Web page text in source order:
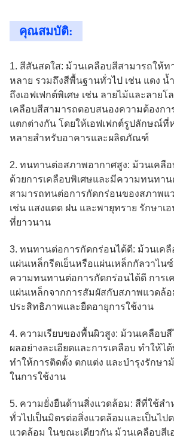
คุณสมบัติ:
1. สีสันสดใส: ม้วนเคลือบสีสามารถให้ท
หลาย รวมถึงสีพื้นฐานทั่วไป เช่น แดง น้ำ
ถึงเอฟเฟกต์พิเศษ เช่น ลายไม้และลาย
เคลือบสีสามารถตอบสนองความต้องก
แตกต่างกัน โดยให้เอฟเฟกต์รูปลักษณ์ที่
หลายสำหรับอาคารและผลิตภัณฑ์
2. ทนทานต่อสภาพอากาศสูง: ม้วนเคลื
ด้วยการเคลือบพิเศษและมีความทนทา
สามารถทนต่อการกัดกร่อนของสภาพแ
เช่น แสงแดด ฝน และพายุทราย รักษาเ
ที่ยาวนาน
3. ทนทานต่อการกัดกร่อนได้ดี: ม้วนเค
แผ่นเหล็กรีดเย็นหรือแผ่นเหล็กกัลวาไน
ความทนทานต่อการกัดกร่อนได้ดี การเ
แผ่นเหล็กจากการสัมผัสกับสภาพแวดล้
ประสิทธิภาพและยืดอายุการใช้งาน
4. ความเรียบของพื้นผิวสูง: ม้วนเคลือบ
ผลอย่างละเอียดและการเคลือบ ทำให้ไ
ทำให้การติดตั้ง ตกแต่ง และบำรุงรักษา
ในการใช้งาน
5. ความยั่งยืนด้านสิ่งแวดล้อม: สีที่ใช้สำ
ทั่วไปเป็นมิตรต่อสิ่งแวดล้อมและเป็นไ
แวดล้อม ในขณะเดียวกัน ม้วนเคลือบสีเ